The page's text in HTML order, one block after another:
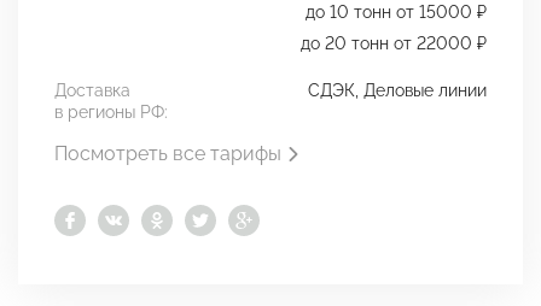
до 10 тонн от 15000 ₽
до 20 тонн от 22000 ₽
Доставка
в регионы РФ:
СДЭК, Деловые линии
Посмотреть все тарифы